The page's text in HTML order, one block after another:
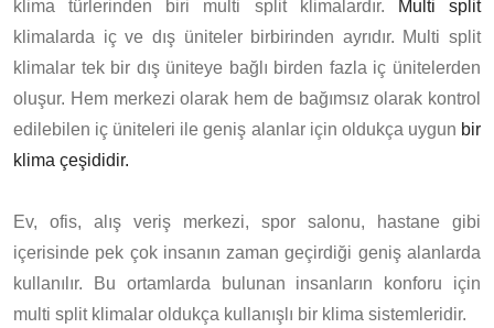
klima türlerinden biri multi split klimalardır.
Multi split
klimalarda iç ve dış üniteler birbirinden ayrıdır. Multi split
klimalar tek bir dış üniteye bağlı birden fazla iç ünitelerden
oluşur. Hem merkezi olarak hem de bağımsız olarak kontrol
edilebilen iç üniteleri ile geniş alanlar için oldukça uygun bir
klima çeşididir.
Ev, ofis, alış veriş merkezi, spor salonu, hastane gibi
içerisinde pek çok insanın zaman geçirdiği geniş alanlarda
kullanılır. Bu ortamlarda bulunan insanların konforu için
multi split klimalar oldukça kullanışlı bir klima sistemleridir.